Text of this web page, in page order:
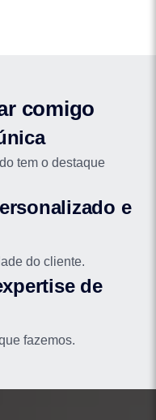
comigo
tem o destaque
e
do cliente.
de
fazemos.